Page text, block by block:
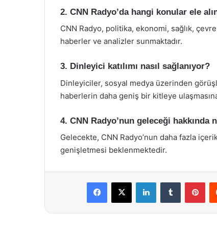
2. CNN Radyo’da hangi konular ele
CNN Radyo, politika, ekonomi, sağlık,
haberler ve analizler sunmaktadır.
3. Dinleyici katılımı nasıl sağlanıyor?
Dinleyiciler, sosyal medya üzerinden
haberlerin daha geniş bir kitleye
4. CNN Radyo’nun geleceği hakkında
Gelecekte, CNN Radyo’nun daha fazla
genişletmesi beklenmektedir.
Facebook
X LinkedInTumblr